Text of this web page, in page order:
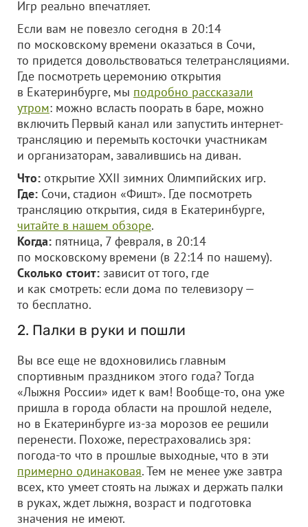
Игр реально впечатляет.
Если вам не повезло сегодня в 20:14
по московскому времени оказаться в Сочи,
то придется довольствоваться телетрансляциями.
Где посмотреть церемонию открытия
в Екатеринбурге, мы подробно рассказали
утром: можно всласть поорать в баре, можно
включить Первый канал или запустить интернет-
трансляцию и перемыть косточки участникам
и организаторам, завалившись на диван.
Что: открытие XXII зимних Олимпийских игр.
Где: Сочи, стадион «Фишт». Где посмотреть
трансляцию открытия, сидя в Екатеринбурге,
читайте в нашем обзоре.
Когда: пятница, 7 февраля, в 20:14
по московскому времени (в 22:14 по нашему).
Сколько стоит: зависит от того, где
и как смотреть: если дома по телевизору —
то бесплатно.
2. Палки в руки и пошли
Вы все еще не вдохновились главным
спортивным праздником этого года? Тогда
«Лыжня России» идет к вам! Вообще-то, она уже
пришла в города области на прошлой неделе,
но в Екатеринбурге из-за морозов ее решили
перенести. Похоже, перестраховались зря:
погода-то что в прошлые выходные, что в эти
примерно одинаковая. Тем не менее уже завтра
всех, кто умеет стоять на лыжах и держать палки
в руках, ждет лыжня, возраст и подготовка
значения не имеют.